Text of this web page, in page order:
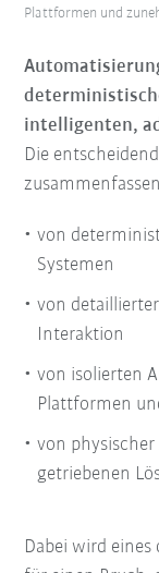
intelligenten,
Die
von
Systemen
von
Interaktion
von isolierten
Plattformen
von
getriebenen
Plattformen und
Dabei wird